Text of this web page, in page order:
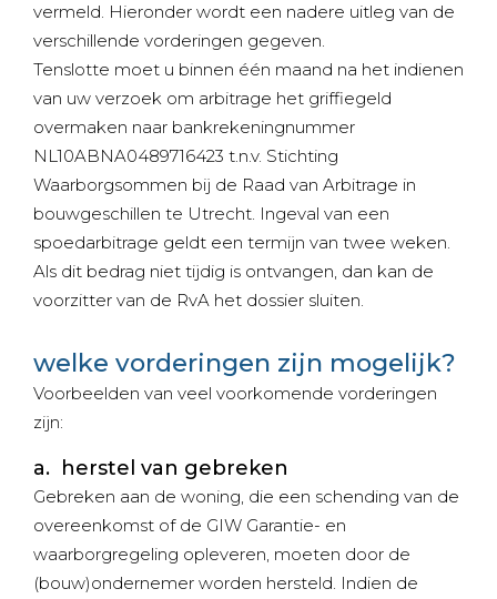
vermeld. Hieronder wordt een nadere uitleg van de
verschillende vorderingen gegeven.
Tenslotte moet u binnen één maand na het indienen
van uw verzoek om arbitrage het griffiegeld
overmaken naar bankrekeningnummer
NL10ABNA0489716423 t.n.v. Stichting
Waarborgsommen bij de Raad van Arbitrage in
bouwgeschillen te Utrecht. Ingeval van een
spoedarbitrage geldt een termijn van twee weken.
Als dit bedrag niet tijdig is ontvangen, dan kan de
voorzitter van de RvA het dossier sluiten.
welke vorderingen zijn mogelijk?
Voorbeelden van veel voorkomende vorderingen
zijn:
a. herstel van gebreken
Gebreken aan de woning, die een schending van de
overeenkomst of de GIW Garantie- en
waarborgregeling opleveren, moeten door de
(bouw)ondernemer worden hersteld. Indien de